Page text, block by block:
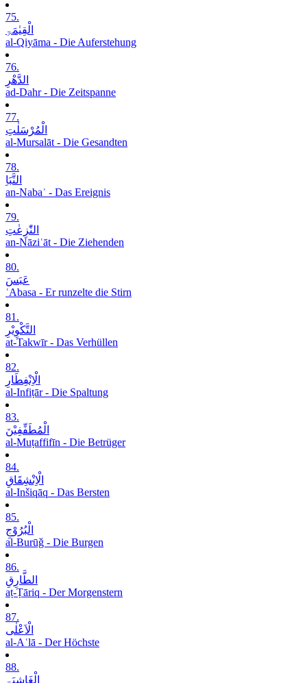
75.
الْقِیٰمَۃِ
al-Qiyāma - Die Auferstehung
76.
الدَّھْرِ
ad-Dahr - Die Zeitspanne
77.
الْمُرْسَلٰتِ
al-Mursalāt - Die Gesandten
78.
النَّبَاِ
an-Nabaʾ - Das Ereignis
79.
النّٰزِعٰتِ
an-Nāziʿāt - Die Ziehenden
80.
عَبَسَ
ʿAbasa - Er runzelte die Stirn
81.
التَّکْوِیْرِ
at-Takwīr - Das Verhüllen
82.
الْاِنْفِطَارِ
al-Infiṭār - Die Spaltung
83.
الْمُطَفِّفِیْنَ
al-Muṭaffifīn - Die Betrüger
84.
الْاِنْشِقَاقِ
al-Inšiqāq - Das Bersten
85.
الْبُرُوْجِ
al-Burūǧ - Die Burgen
86.
الطَّارِقِ
aṭ-Ṭāriq - Der Morgenstern
87.
الْاَعْلٰی
al-Aʿlā - Der Höchste
88.
الْغَاشِیَۃِ